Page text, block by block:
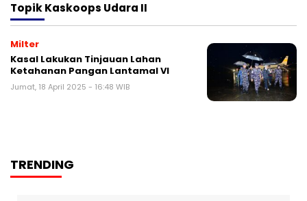
TopikKaskoops Udara II
Milter
Kasal Lakukan Tinjauan Lahan
Ketahanan Pangan Lantamal VI
Jumat, 18 April 2025 - 16:48 WIB
TRENDING